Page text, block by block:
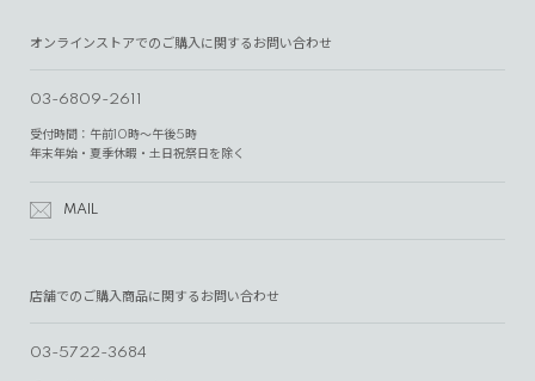
オンラインストアでのご購入に関するお問い合わせ
03-6809-2611
受付時間：午前10時～午後5時
年末年始・夏季休暇・土日祝祭日を除く
MAIL
店舗でのご購入商品に関するお問い合わせ
03-5722-3684